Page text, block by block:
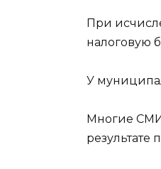
При
налоговую
У
Многие
результате